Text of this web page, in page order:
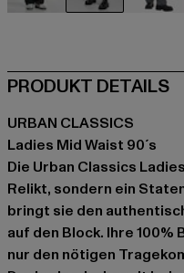
PRODUKT DETAILS
URBAN CLASSICS
Ladies Mid Waist 90´s
Die Urban Classics
Relikt, sondern ein
bringt sie den
auf den Block. Ihre
nur den nötigen